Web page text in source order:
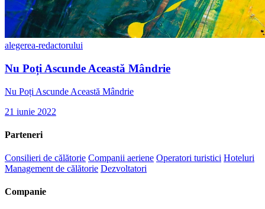
alegerea-redactorului
Nu Poți Ascunde Această Mândrie
Nu Poți Ascunde Această Mândrie
21 iunie 2022
Parteneri
Consilieri de călătorie Companii aeriene Operatori turistici Hoteluri
Management de călătorie Dezvoltatori
Companie